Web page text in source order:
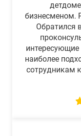
бизнесменом.
Обратился
наиболее
сотрудникам